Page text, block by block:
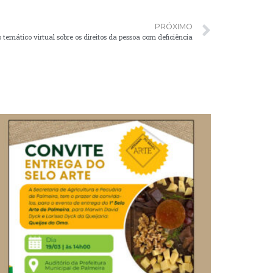
PRÓXIMO
virtual sobre os direitos da pessoa com deficiência